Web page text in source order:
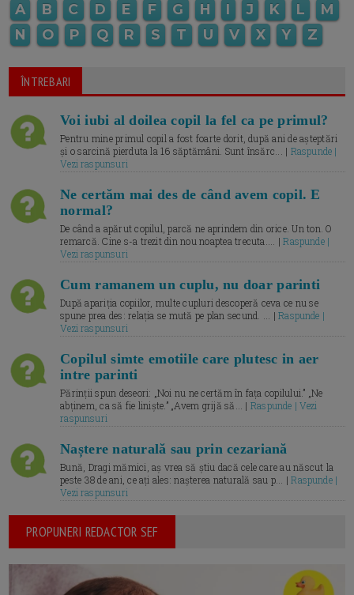
A B C D E F G H I J K L
M
N
O P Q R S T U V X Y Z
ÎNTREBARI
Voi iubi al doilea copil la fel ca pe primul?
Pentru mine primul copil a fost foarte dorit, după ani de așteptări
și o sarcină pierduta la 16 săptămâni. Sunt însărc... | Raspunde |
Vezi raspunsuri
Ne certăm mai des de când avem copil. E
normal?
De când a apărut copilul, parcă ne aprindem din orice. Un ton. O
remarcă. Cine s-a trezit din nou noaptea trecuta.... |Raspunde |
Vezi raspunsuri
Cum ramanem un cuplu, nu doar parinti
După apariția copiilor, multe cupluri descoperă ceva ce nu se
spune prea des: relația se mută pe plan secund. ... |Raspunde |
Vezi raspunsuri
Copilul simte emotiile care plutesc in aer
intre parinti
Părinții spun deseori: „Noi nu ne certăm în fața copilului.” „Ne
abținem, ca să fie liniște.” „Avem grijă să... | Raspunde | Vezi
raspunsuri
Naștere naturală sau prin cezariană
Bună, Dragi mămici, aș vrea să știu dacă cele care au născut la
peste 38 de ani, ce ați ales: nașterea naturală sau p... |Raspunde |
Vezi raspunsuri
PROPUNERI REDACTOR SEF